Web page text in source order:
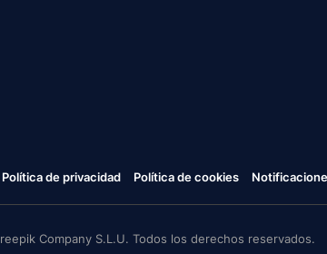
Política de privacidad Política de cookies
Company S.L.U. Todos los derechos reservados.